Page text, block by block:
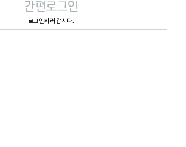
간편로그인
로그인하러 갑시다.